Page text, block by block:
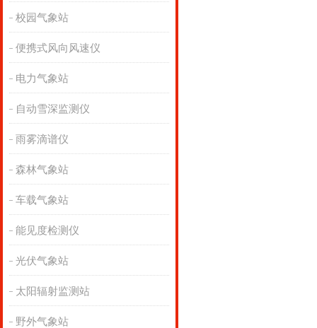
校园气象站
便携式风向风速仪
电力气象站
自动雪深监测仪
雨雾滴谱仪
森林气象站
车载气象站
能见度检测仪
光伏气象站
太阳辐射监测站
野外气象站